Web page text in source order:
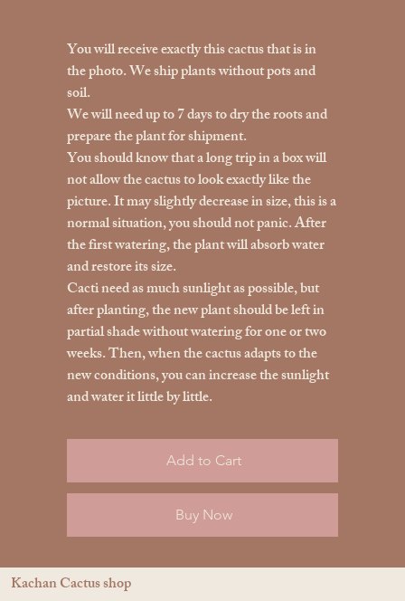
You will receive exactly this cactus that is in
the photo. We ship plants without pots and
soil.
We will need up to 7 days to dry the roots and
prepare the plant for shipment.
You should know that a long trip in a box will
not allow the cactus to look exactly like the
picture. It may slightly decrease in size, this is a
normal situation, you should not panic. After
the first watering, the plant will absorb water
and restore its size.
Cacti need as much sunlight as possible, but
after planting, the new plant should be left in
partial shade without watering for one or two
weeks. Then, when the cactus adapts to the
new conditions, you can increase the sunlight
and water it little by little.
Add to Cart
Buy Now
Kachan Cactus shop